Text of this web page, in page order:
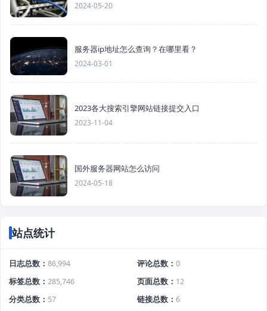
2024-05-20
服务器ip地址怎么查询？在哪里看？
2024-03-01
2023各大搜索引擎网站链接提交入口
2023-11-04
国外服务器网站怎么访问
2024-05-18
站点统计
日志总数 86,994 评论总数
0
标签总数
285,746 页面总数
12
分类总数
57 链接总数
6